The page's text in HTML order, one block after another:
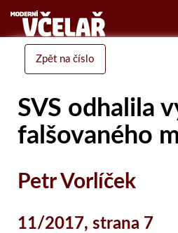
Zpět na číslo
SVS odhalila
falšovaného
Petr Vorlíček
11/2017, strana 7